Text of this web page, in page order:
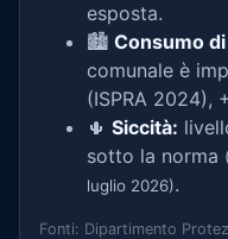
esposta.
🏙️ Consumo
comunale è
(ISPRA 2024),
🌵 Siccità:
sotto la norma
luglio 2026).
Fonti: Dipartimento